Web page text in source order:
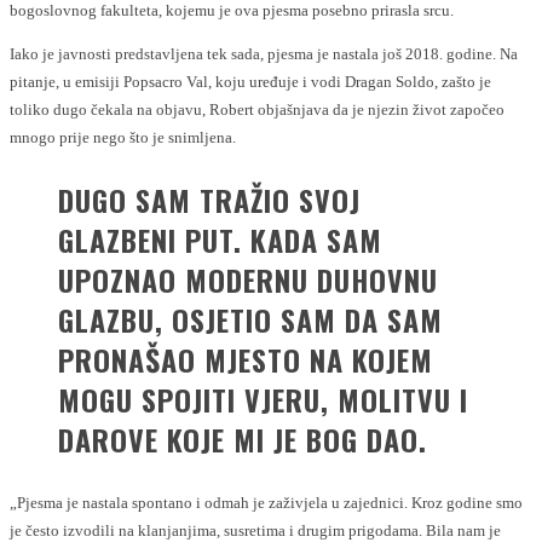
bogoslovnog fakulteta, kojemu je ova pjesma posebno prirasla srcu.
Iako je javnosti predstavljena tek sada, pjesma je nastala još 2018. godine. Na
pitanje, u emisiji Popsacro Val, koju uređuje i vodi Dragan Soldo, zašto je
toliko dugo čekala na objavu, Robert objašnjava da je njezin život započeo
mnogo prije nego što je snimljena.
DUGO SAM TRAŽIO SVOJ
GLAZBENI PUT. KADA SAM
UPOZNAO MODERNU DUHOVNU
GLAZBU, OSJETIO SAM DA SAM
PRONAŠAO MJESTO NA KOJEM
MOGU SPOJITI VJERU, MOLITVU I
DAROVE KOJE MI JE BOG DAO.
„Pjesma je nastala spontano i odmah je zaživjela u zajednici. Kroz godine smo
je često izvodili na klanjanjima, susretima i drugim prigodama. Bila nam je